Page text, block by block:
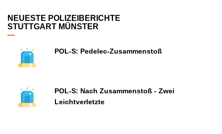
NEUESTE POLIZEIBERICHTE
STUTTGART MÜNSTER
POL-S: Pedelec-Zusammenstoß
POL-S: Nach Zusammenstoß - Zwei
Leichtverletzte